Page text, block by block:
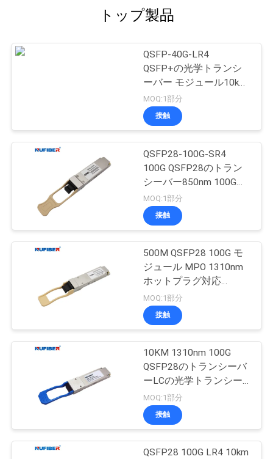
トップ製品
QSFP-40G-LR4
QSFP+の光学トランシ
ーバー モジュール10km
1310nm SMFの二重LC
MOQ:1部分
接触
QSFP28-100G-SR4
100G QSFP28のトラン
シーバー850nm 100G
MPOのトランシーバー
MOQ:1部分
接触
500M QSFP28 100G モ
ジュール MPO 1310nm
ホットプラグ対応
QSFP28-100G-SR4
MOQ:1部分
接触
10KM 1310nm 100G
QSFP28のトランシーバ
ーLCの光学トランシー
バーQSFP28-100G-LR4
MOQ:1部分
接触
QSFP28 100G LR4 10km